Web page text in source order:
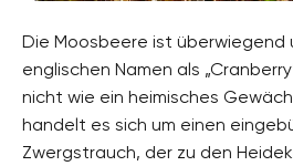
Die Moosbeere ist überwiegend
englischen Namen als
nicht wie ein heimisches
handelt es sich um einen
Zwergstrauch, der zu den